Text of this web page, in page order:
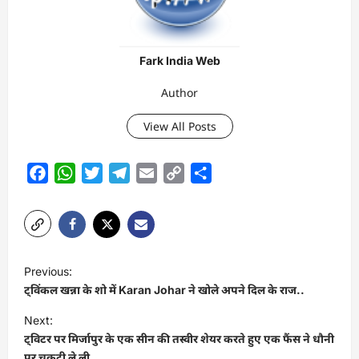
Fark India Web
Author
View All Posts
FacebookWhatsAppTwitterTelegram
Email
Copy
P
o
s
t
Previous:
ट्विंकल खन्ना के शो में Karan Johar ने खोले अपने दिल के राज..
Next:
ट्विटर पर मिर्जापुर के एक सीन की तस्वीर शेयर करते हुए एक फैंस ने धौनी